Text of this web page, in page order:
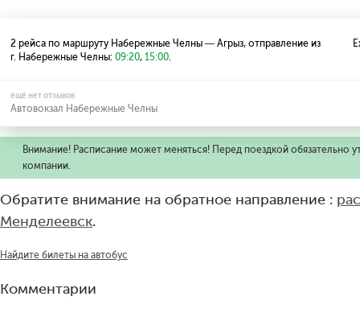
2 рейса по маршруту Набережные Челны — Агрыз, отправление из
г. Набережные Челны:09:20,15:00
ещё нет отзывов
Автовокзал Набережные Челны
Внимание! Расписание может меняться! Перед поездкой обязательно
компании.
Обратите внимание на обратное направление :
Менделеевск.
Найдите билеты на автобус
Комментарии